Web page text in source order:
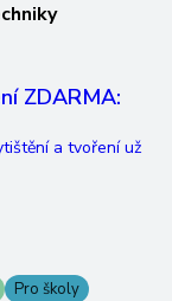
ZDARMA:
a tvoření už
Pro školy